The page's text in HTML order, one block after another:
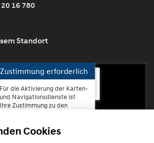
16 780
Standort
56073 Koblenz-Rauental
Zustimmung erforderlich
Für die Aktivierung der Karten-
und Navigationsdienste ist
Ihre Zustimmung zu den
Cookies